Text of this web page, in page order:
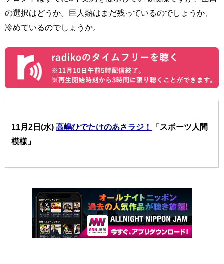
の選択はどうか。巨人熱はまだ残っているのでしょうか、
冷めているのでしょうか。
11月2日(水)高嶋ひでたけのあさラジ！
「スポーツ人間
模様」